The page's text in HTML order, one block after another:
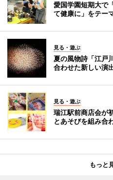
愛国学園短期大で
て健康に」をテー
見る・遊ぶ
夏の風物詩「江戸
合わせた新しい演
見る・遊ぶ
瑞江駅前商店会が
とあそびを組み合
もっと